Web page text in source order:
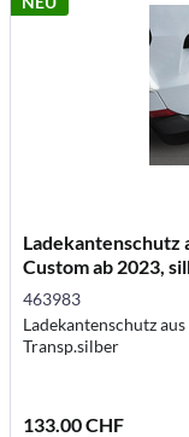
Ladekantenschutz
Custom ab 2023,
463983
Ladekantenschutz
Transp.silber
133.00 CHF